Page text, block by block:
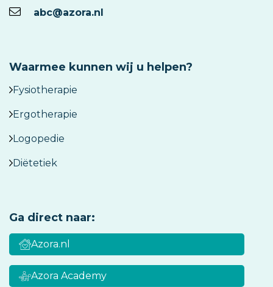
abc@azora.nl
Waarmee kunnen wij u helpen?
Fysiotherapie
Ergotherapie
Logopedie
Diëtetiek
Ga direct naar:
Azora.nl
Azora Academy